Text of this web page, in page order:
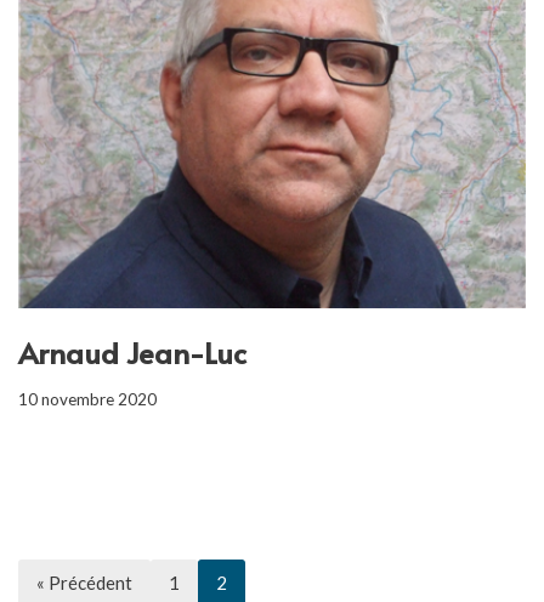
Arnaud Jean-Luc
10 novembre 2020
« Précédent 1 2